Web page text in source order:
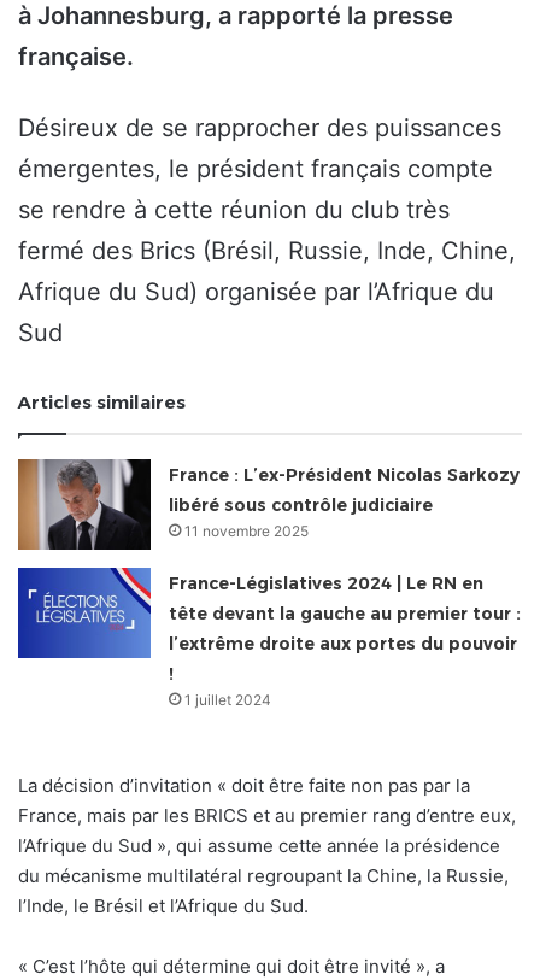
à Johannesburg, a rapporté la presse
française.
Désireux de se rapprocher des puissances
émergentes, le président français compte
se rendre à cette réunion du club très
fermé des Brics (Brésil, Russie, Inde, Chine,
Afrique du Sud) organisée par l’Afrique du
Sud
Articles similaires
France : L’ex-Président Nicolas Sarkozy
libéré sous contrôle judiciaire
11 novembre 2025
France-Législatives 2024 | Le RN en
tête devant la gauche au premier tour :
l’extrême droite aux portes du pouvoir
!
1 juillet 2024
La décision d’invitation « doit être faite non pas par la
France, mais par les BRICS et au premier rang d’entre eux,
l’Afrique du Sud », qui assume cette année la présidence
du mécanisme multilatéral regroupant la Chine, la Russie,
l’Inde, le Brésil et l’Afrique du Sud.
« C’est l’hôte qui détermine qui doit être invité », a